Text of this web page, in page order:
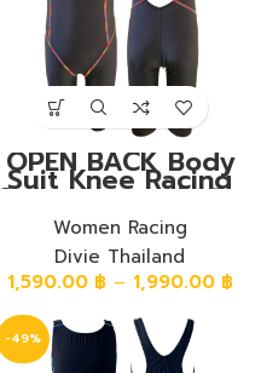
OPEN BACK Body
Suit Knee Racing
Swimwear ชุดวันพีช
หลังโอเหนือเข่า ผ้า
พื้นสีดำ โรยด้ายสีรุ้ง
Women Racing
Divie Thailand
1,590.00 ฿ – 1,990.00 ฿
-49%